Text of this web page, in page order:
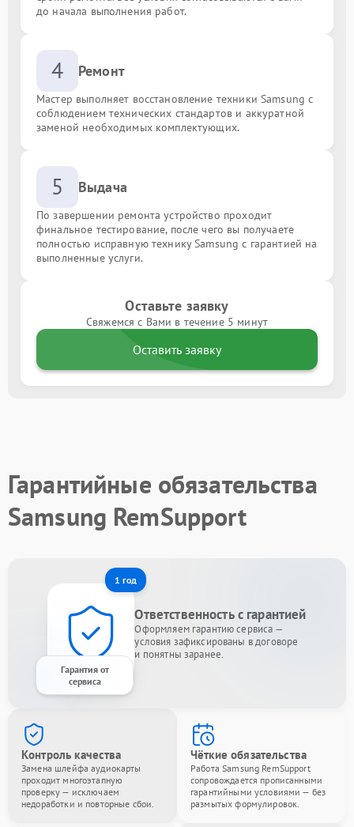
до начала выполнения работ.
4 Ремонт
Мастер выполняет восстановление техники Samsung с
соблюдением технических стандартов и аккуратной
заменой необходимых комплектующих.
5 Выдача
По завершении ремонта устройство проходит
финальное тестирование, после чего вы получаете
полностью исправную технику Samsung с гарантией на
выполненные услуги.
Оставьте заявку
Свяжемся с Вами в течение 5 минут
Оставить заявку
Гарантийные обязательства
Samsung RemSupport
1 год
Гарантия от
сервиса
Ответственность с гарантией
Оформляем гарантию сервиса —
условия зафиксированы в договоре
и понятны заранее.
Контроль качества
Замена шлейфа аудиокарты
проходит многоэтапную
проверку — исключаем
недоработки и повторные сбои.
Чёткие обязательства
Работа Samsung RemSupport
сопровождается прописанными
гарантийными условиями — без
размытых формулировок.